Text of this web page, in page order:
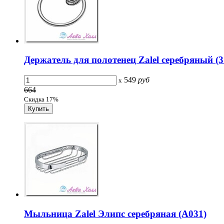
Держатель для полотенец Zalel серебряный
x 549 руб
664
Скидка 17%
Мыльница Zalel Элипс серебряная (A031)